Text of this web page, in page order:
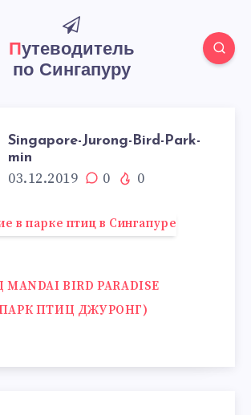
Путеводитель
по Сингапуру
Singapore-Jurong-Bird-Park-
min
03.12.2019 0 0
BIRD PARADISE
ПТИЦ ДЖУРОНГ)